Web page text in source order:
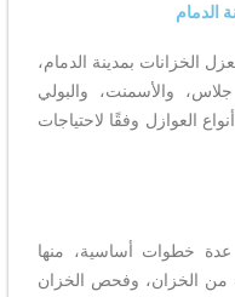
الدمام
الخزانات بمدينة الدمام،
جلاس، والأسمنت، والبولي
العوازل وفقًا لاحتياجات
عدة خطوات أساسية، منها
من الخزان، وفحص الخزان